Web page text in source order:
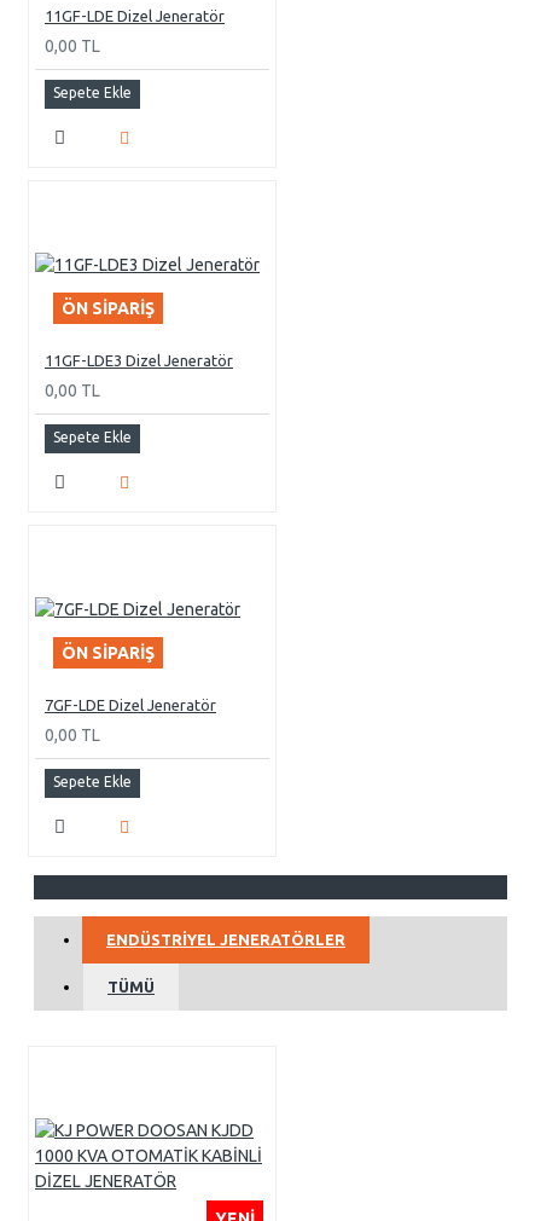
11GF-LDE Dizel Jeneratör
0,00 TL
Sepete Ekle
ÖN SIPARIŞ
11GF-LDE3 Dizel Jeneratör
0,00 TL
Sepete Ekle
ÖN SIPARIŞ
7GF-LDE Dizel Jeneratör
0,00 TL
Sepete Ekle
ENDÜSTRIYEL JENERATÖRLER
TÜMÜ